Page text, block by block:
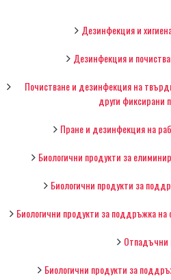
Дезинфекция и
Дезинфекция и
Почистване и дезинфекция на
други фиксирани
Пране и дезинфекция на
Биологични продукти за
Биологични продукти за
Биологични продукти за поддръжка
Отпадъчни
Биологични продукти за